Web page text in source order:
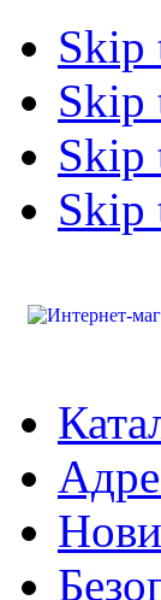
Skip
Skip
Skip
Skip